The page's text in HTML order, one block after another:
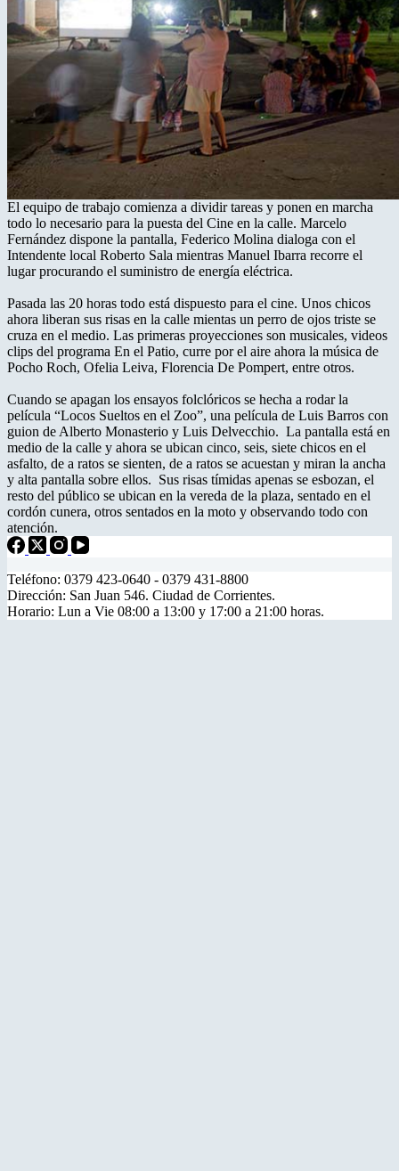
El equipo de trabajo comienza a dividir tareas y ponen en marcha
todo lo necesario para la puesta del Cine en la calle. Marcelo
Fernández dispone la pantalla, Federico Molina dialoga con el
Intendente local Roberto Sala mientras Manuel Ibarra recorre el
lugar procurando el suministro de energía eléctrica.
Pasada las 20 horas todo está dispuesto para el cine. Unos chicos
ahora liberan sus risas en la calle mientas un perro de ojos triste se
cruza en el medio. Las primeras proyecciones son musicales, videos
clips del programa En el Patio, curre por el aire ahora la música de
Pocho Roch, Ofelia Leiva, Florencia De Pompert, entre otros.
Cuando se apagan los ensayos folclóricos se hecha a rodar la
película “Locos Sueltos en el Zoo”, una película de Luis Barros con
guion de Alberto Monasterio y Luis Delvecchio. La pantalla está en
medio de la calle y ahora se ubican cinco, seis, siete chicos en el
asfalto, de a ratos se sienten, de a ratos se acuestan y miran la ancha
y alta pantalla sobre ellos. Sus risas tímidas apenas se esbozan, el
resto del público se ubican en la vereda de la plaza, sentado en el
cordón cunera, otros sentados en la moto y observando todo con
atención.
Teléfono: 0379 423-0640 - 0379 431-8800
Dirección: San Juan 546. Ciudad de Corrientes.
Horario: Lun a Vie 08:00 a 13:00 y 17:00 a 21:00 horas.